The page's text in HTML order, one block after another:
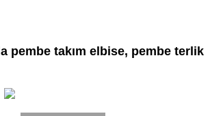
pembe takım elbise, pembe terlik